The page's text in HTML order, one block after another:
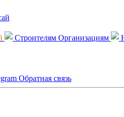
Строителям Организациям
Обратная связь